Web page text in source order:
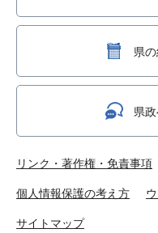
県
県
リンク・著作権・免責事項
個人情報保護の考え方
サイトマップ